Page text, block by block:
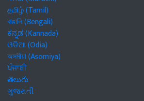
தமிழ் (Tamil)
বাঙালি (Bengali)
ಕನ್ನಡ (Kannada)
ଓଡିଆ (Odia)
অসমীয়া (Asomiya)
ਪੰਜਾਬੀ
తెలుగు
ગુજરાતી